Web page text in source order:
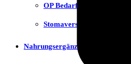
OP Bedarf
Stomaversorgung
Nahrungsergänzungsmittel